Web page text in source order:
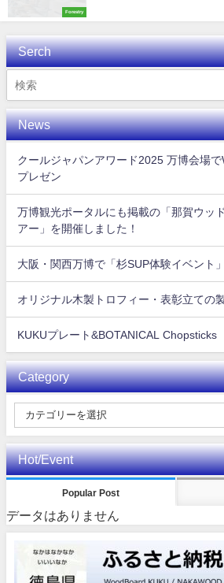
Forestry
Serch
News
クールジャパンアワード2025 万博会場
プレゼン
万博観光ポータルにも掲載の「那賀ウッ
アー」を開催しました！
大阪・関西万博で「杉SUP体験イベント
オリジナル木製トロフィー・表彰立ての
KUKUプレート&BOTANICAL Chopsticks
Category
Hot/Event
Popular Post
データはありません